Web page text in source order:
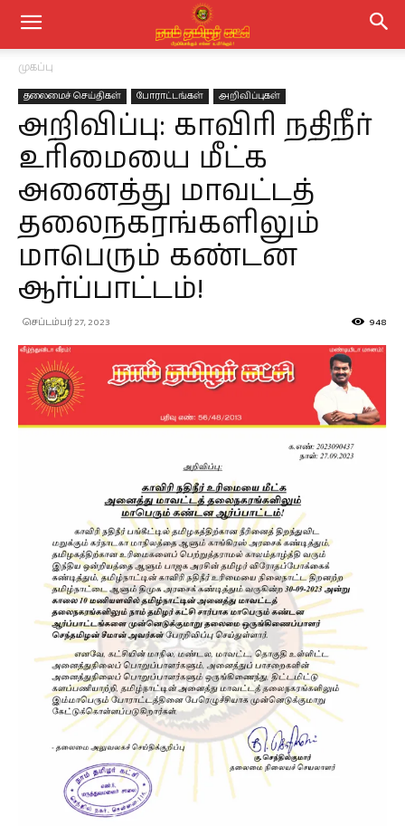
முகப்பு
தலைமைச் செய்திகள் போராட்டங்கள் அறிவிப்புகள்
அறிவிப்பு: காவிரி நதிநீர்
உரிமையை மீட்க
அனைத்து மாவட்டத்
தலைநகரங்களிலும்
மாபெரும் கண்டன
ஆர்ப்பாட்டம்!
செப்டம்பர் 27, 2023 948